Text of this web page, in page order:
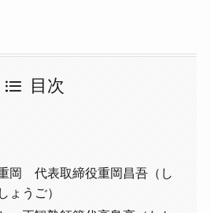
目次
岡 代表取締役重岡昌吾（し
うご）